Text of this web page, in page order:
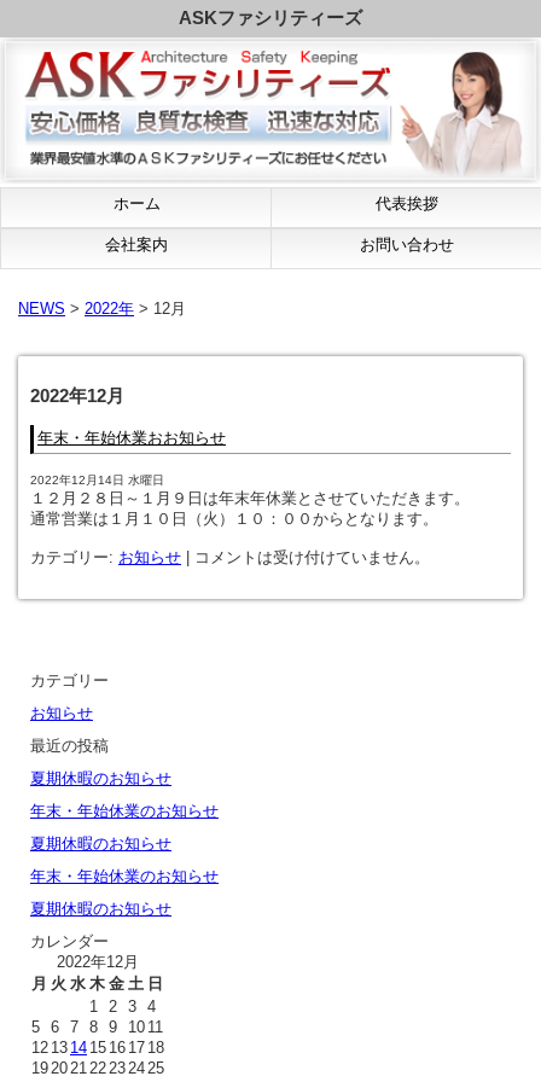
ASKファシリティーズ
ホーム 代表挨拶
会社案内 お問い合わせ
NEWS > 2022年 > 12月
2022年12月
年末・年始休業おお知らせ
2022年12月14日 水曜日
１２月２８日～１月９日は年末年休業とさせていただきます。
通常営業は１月１０日（火）１０：００からとなります。
カテゴリー: お知らせ | コメントは受け付けていません。
カテゴリー
お知らせ
最近の投稿
夏期休暇のお知らせ
年末・年始休業のお知らせ
夏期休暇のお知らせ
年末・年始休業のお知らせ
夏期休暇のお知らせ
カレンダー
2022年12月
月 火 水 木 金 土 日
1
2 3 4
5 6 7 8 9 10 11
12 13 14 15 16 17 18
19 20 21 22 23 24 25